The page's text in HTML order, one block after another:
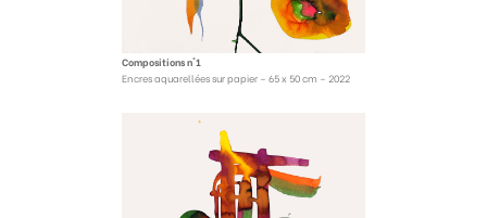
Compositions n°1
Encres aquarellées sur papier – 65 x 50 cm – 2022